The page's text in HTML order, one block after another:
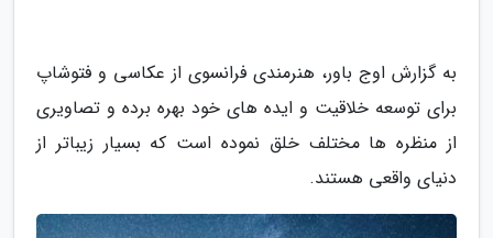
به گزارش اوج باور، هنرمندی فرانسوی از عکاسی و فتوشاپ
برای توسعه خلاقیت و ایده های خود بهره برده و تصاویری
از منظره ها مختلف خلق نموده است که بسیار زیباتر از
دنیای واقعی هستند.